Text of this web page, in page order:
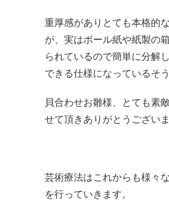
重厚感がありとても本格的
が、実はボール紙や紙製の
られているので簡単に分解
できる仕様になっているそう
貝合わせお雛様、とても素
せて頂きありがとうございま
芸術療法はこれからも様々
を行っていきます。